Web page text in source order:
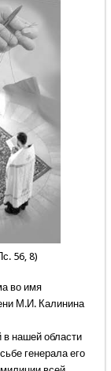
56, 8)
во имя
М.И. Калинина
в нашей области
генерала его